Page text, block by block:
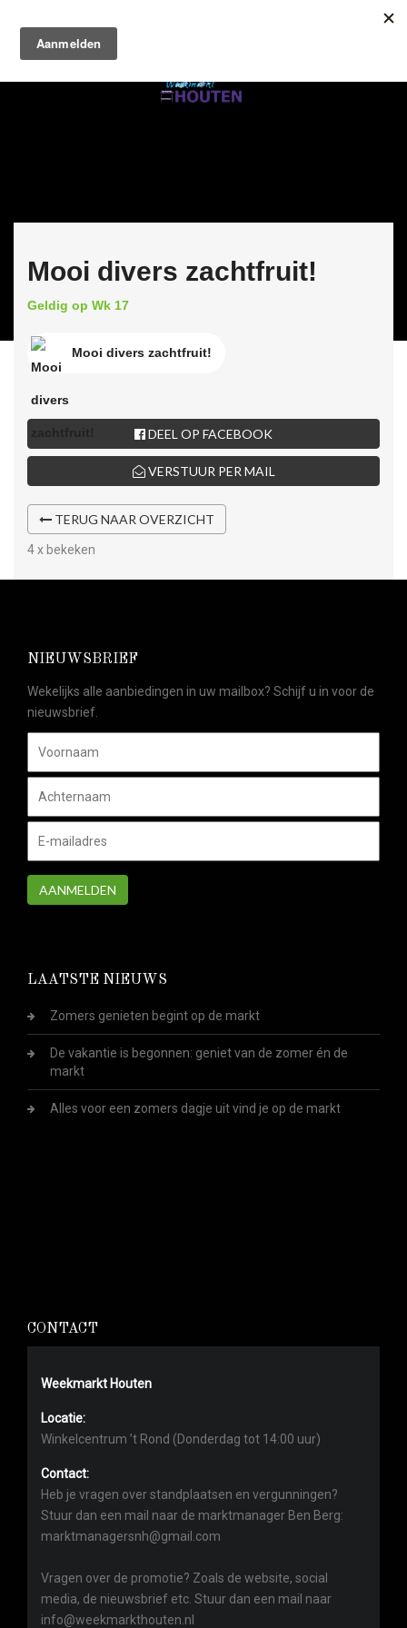
Mooi divers zachtfruit!
Geldig op Wk 17
Mooi divers zachtfruit!
DEEL OP FACEBOOK
VERSTUUR PER MAIL
TERUG NAAR OVERZICHT
4 x bekeken
NIEUWSBRIEF
Wekelijks alle aanbiedingen in uw mailbox? Schijf u in voor de
nieuwsbrief.
AANMELDEN
LAATSTE NIEUWS
Zomers genieten begint op de markt
De vakantie is begonnen: geniet van de zomer én de
markt
Alles voor een zomers dagje uit vind je op de markt
CONTACT
Weekmarkt Houten
Locatie:
Winkelcentrum ’t Rond (Donderdag tot 14:00 uur)
Contact:
Heb je vragen over standplaatsen en vergunningen?
Stuur dan een mail naar de marktmanager Ben Berg:
marktmanagersnh@gmail.com
Vragen over de promotie? Zoals de website, social
media, de nieuwsbrief etc. Stuur dan een mail naar
info@weekmarkthouten.nl